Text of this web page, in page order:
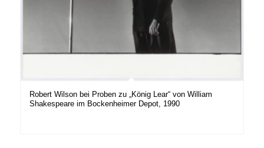
Robert Wilson bei Proben zu „König Lear“ von William
Shakespeare im Bockenheimer Depot, 1990